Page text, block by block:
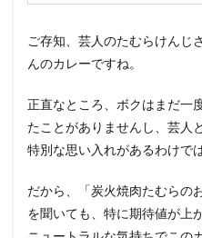
ご存知、芸人のたむらけんじ
んのカレーですね。
正直なところ、ボクはまだ一
たことがありませんし、芸人
特別な思い入れがあるわけで
だから、「炭火焼肉たむらの
を聞いても、特に期待値が上